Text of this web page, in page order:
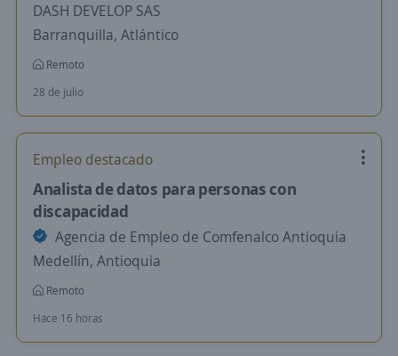
DASH DEVELOP SAS
Barranquilla, Atlántico
Remoto
28 de julio
Empleo destacado
Analista de datos para personas con
discapacidad
Agencia de Empleo de Comfenalco Antioquia
Medellín, Antioquia
Remoto
Hace 16 horas